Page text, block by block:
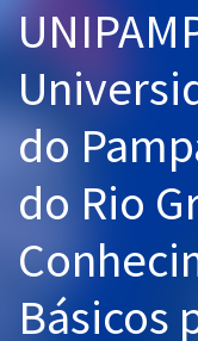
Cursos 20% OFF
Graduação
OAB
Mentorias
Questões grátis
do
do Rio
Básicos